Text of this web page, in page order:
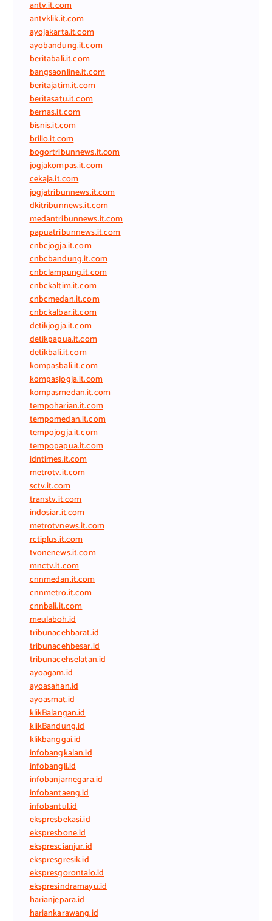
antv.it.com
antvklik.it.com
ayojakarta.it.com
ayobandung.it.com
beritabali.it.com
bangsaonline.it.com
beritajatim.it.com
beritasatu.it.com
bernas.it.com
bisnis.it.com
brilio.it.com
bogortribunnews.it.com
jogjakompas.it.com
cekaja.it.com
jogjatribunnews.it.com
dkitribunnews.it.com
medantribunnews.it.com
papuatribunnews.it.com
cnbcjogja.it.com
cnbcbandung.it.com
cnbclampung.it.com
cnbckaltim.it.com
cnbcmedan.it.com
cnbckalbar.it.com
detikjogja.it.com
detikpapua.it.com
detikbali.it.com
kompasbali.it.com
kompasjogja.it.com
kompasmedan.it.com
tempoharian.it.com
tempomedan.it.com
tempojogja.it.com
tempopapua.it.com
idntimes.it.com
metrotv.it.com
sctv.it.com
transtv.it.com
indosiar.it.com
metrotvnews.it.com
rctiplus.it.com
tvonenews.it.com
mnctv.it.com
cnnmedan.it.com
cnnmetro.it.com
cnnbali.it.com
meulaboh.id
tribunacehbarat.id
tribunacehbesar.id
tribunacehselatan.id
ayoagam.id
ayoasahan.id
ayoasmat.id
klikBalangan.id
klikBandung.id
klikbanggai.id
infobangkalan.id
infobangli.id
infobanjarnegara.id
infobantaeng.id
infobantul.id
ekspresbekasi.id
ekspresbone.id
eksprescianjur.id
ekspresgresik.id
ekspresgorontalo.id
ekspresindramayu.id
harianjepara.id
hariankarawang.id